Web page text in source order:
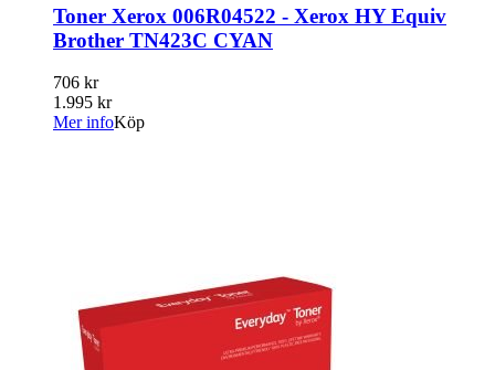
Toner Xerox 006R04522 - Xerox HY Equiv
Brother TN423C CYAN
706 kr
1.995 kr
Mer infoKöp